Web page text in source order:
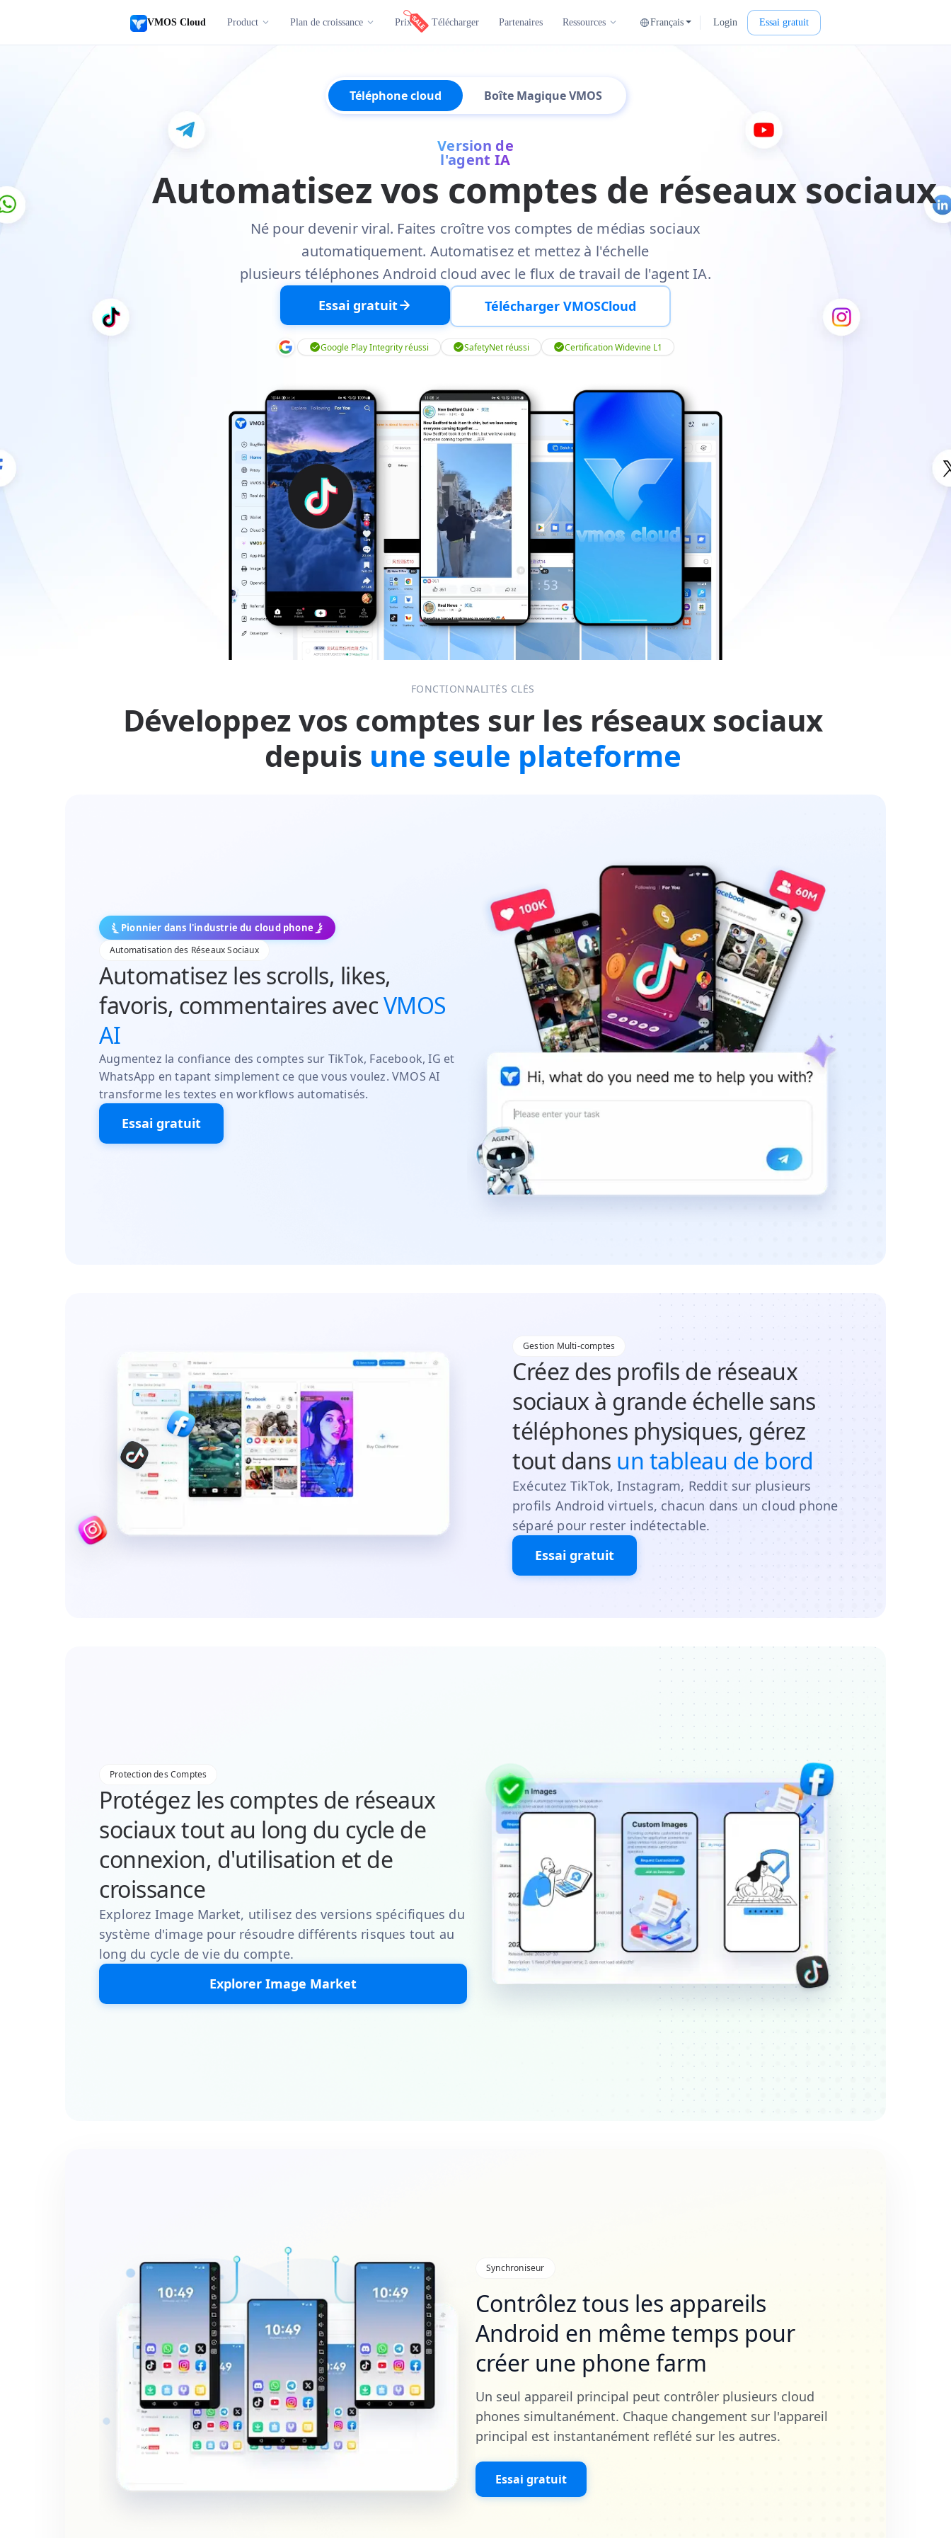
VMOS Cloud Product Plan de croissance Prix Télécharger Partenaires Ressources Français Login Essai gratuit
Téléphone cloud Boîte Magique VMOS
Version de
l'agent IA
Essai gratuit Télécharger VMOSCloud
Automatisez vos comptes de réseaux sociaux
Né pour devenir viral. Faites croître vos comptes de médias sociaux
automatiquement. Automatisez et mettez à l'échelle
plusieurs téléphones Android cloud avec le flux de travail de l'agent IA.
Google Play Integrity réussi SafetyNet réussi Certification Widevine L1
FONCTIONNALITÉS CLÉS
Développez vos comptes sur les réseaux sociaux
depuis une seule plateforme
Pionnier dans l'industrie du cloud phone
Automatisation des Réseaux Sociaux
Automatisez les scrolls, likes,
favoris, commentaires avecVMOS
AI
Augmentez la confiance des comptes sur TikTok, Facebook, IG et
WhatsApp en tapant simplement ce que vous voulez. VMOS AI
transforme les textes en workflows automatisés.
Essai gratuit
Gestion Multi-comptes
Créez des profils de réseaux
sociaux à grande échelle sans
téléphones physiques, gérez
tout dans un tableau de bord
Exécutez TikTok, Instagram, Reddit sur plusieurs
profils Android virtuels, chacun dans un cloud phone
séparé pour rester indétectable.
Essai gratuit
Protection des Comptes
Protégez les comptes de réseaux
sociaux tout au long du cycle de
connexion, d'utilisation et de
croissance
Explorez Image Market, utilisez des versions spécifiques du
système d'image pour résoudre différents risques tout au
long du cycle de vie du compte.
Explorer Image Market
Synchroniseur
Contrôlez tous les appareils
Android en même temps pour
créer une phone farm
Un seul appareil principal peut contrôler plusieurs cloud
phones simultanément. Chaque changement sur l'appareil
principal est instantanément reflété sur les autres.
Essai gratuit